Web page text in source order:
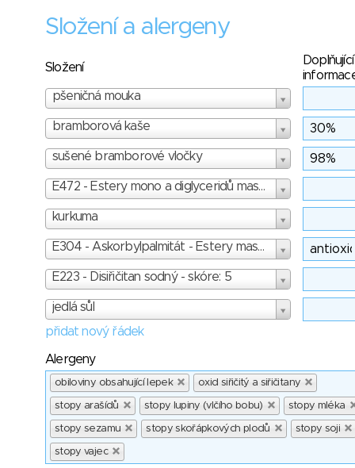
Složení a alergeny
Složení
Doplňující
pšeničná mouka
bramborová kaše
sušené bramborové vločky
E472 - Estery mono a diglyceridů mastných kyselin a, b, c, d, e, f - skóre: 1
kurkuma
E304 - Askorbylpalmitát - Estery mastných kyselin s kyselinou askorbovou - skóre: 1
E223 - Disiřičitan sodný - skóre: 5
jedlá sůl
přidat nový řádek
Alergeny
obiloviny obsahující lepek oxid siřičitý a siřičitany
stopy arašídů stopy lupiny (vlčího bobu) stopy mléka
stopy sezamu stopy skořápkových plodů stopy soji
stopy vajec